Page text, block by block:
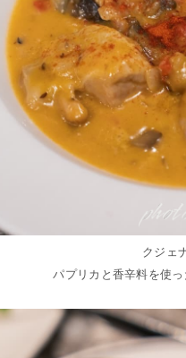
クジェ
パプリカと香辛料を使